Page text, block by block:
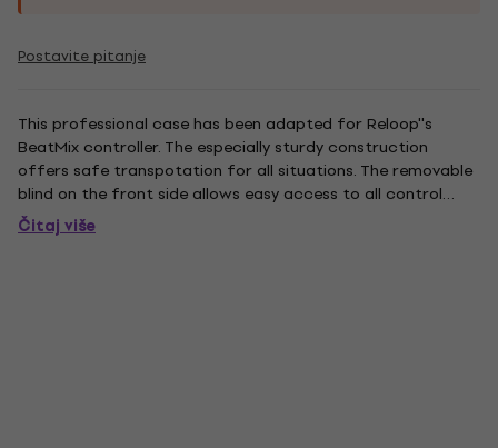
Postavite pitanje
This professional case has been adapted for Reloop''s
BeatMix controller. The especially sturdy construction
offers safe transpotation for all situations. The removable
blind on the front side allows easy access to all control
elements and beneath the controller there is enough space
to acomodate accessories or even a laptop. The ample
Čitaj više